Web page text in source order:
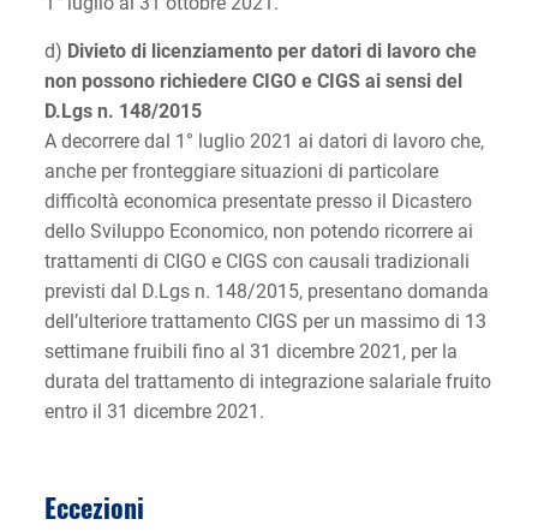
d) Divieto di licenziamento per datori di lavoro che
non possono richiedere CIGO e CIGS ai sensi del
D.Lgs n. 148/2015
A decorrere dal 1° luglio 2021 ai datori di lavoro che,
anche per fronteggiare situazioni di particolare
difficoltà economica presentate presso il Dicastero
dello Sviluppo Economico, non potendo ricorrere ai
trattamenti di CIGO e CIGS con causali tradizionali
previsti dal D.Lgs n. 148/2015, presentano domanda
dell’ulteriore trattamento CIGS per un massimo di 13
settimane fruibili fino al 31 dicembre 2021, per la
durata del trattamento di integrazione salariale fruito
entro il 31 dicembre 2021.
Eccezioni